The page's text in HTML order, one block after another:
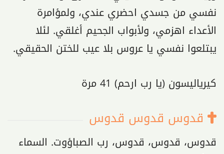
نفسي من جسدي احضري عندي، ولمؤامرة
الأعداء اهزمي، ولأبواب الجحيم أغلقي. لئلا
يبتلعوا نفسي يا عروس بلا عيب للختن الحقيقي.
كيرياليسون (يا رب ارحم) 41 مرة
قدوس قدوس قدوس
قدوس، قدوس، قدوس، رب الصباؤوت. السماء